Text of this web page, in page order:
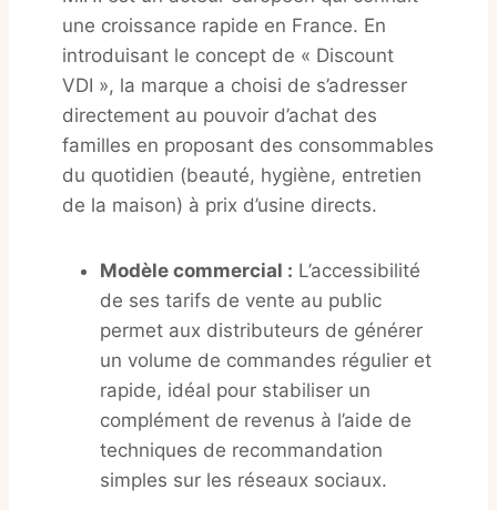
une croissance rapide en France. En
introduisant le concept de « Discount
VDI », la marque a choisi de s’adresser
directement au pouvoir d’achat des
familles en proposant des consommables
du quotidien (beauté, hygiène, entretien
de la maison) à prix d’usine directs.
Modèle commercial : L’accessibilité
de ses tarifs de vente au public
permet aux distributeurs de générer
un volume de commandes régulier et
rapide, idéal pour stabiliser un
complément de revenus à l’aide de
techniques de recommandation
simples sur les réseaux sociaux.